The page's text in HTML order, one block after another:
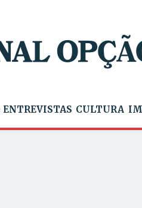
ENTREVISTAS CULTURA